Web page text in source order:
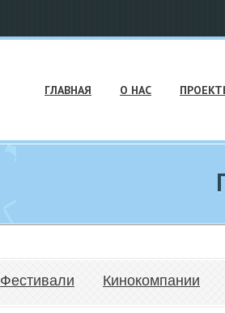
ГЛАВНАЯ О НАС
Фестивали Кинокомпании